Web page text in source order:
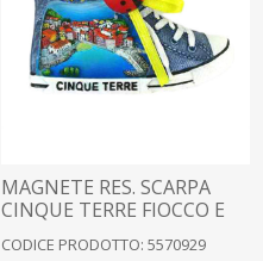
MAGNETE RES. SCARPA
CINQUE TERRE FIOCCO E
COCC
CODICE PRODOTTO: 5570929